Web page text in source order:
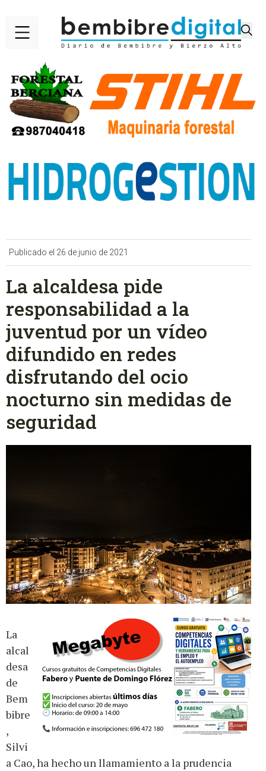
Publicado el 26 de junio de 2021
La alcaldesa pide
responsabilidad a la
juventud por un vídeo
difundido en redes
disfrutando del ocio
nocturno sin medidas de
seguridad
La
alcal
desa
de
Bem
bibre
,
Silvi
a Cao, ha hecho un llamamiento a la prudencia